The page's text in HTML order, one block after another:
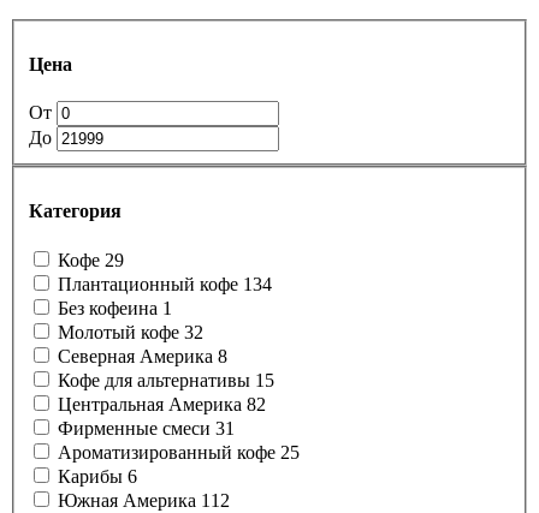
Цена
От
До
Категория
Кофе 29
Плантационный кофе 134
Без кофеина 1
Молотый кофе 32
Северная Америка 8
Кофе для альтернативы 15
Центральная Америка 82
Фирменные смеси 31
Ароматизированный кофе 25
Карибы 6
Южная Америка 112